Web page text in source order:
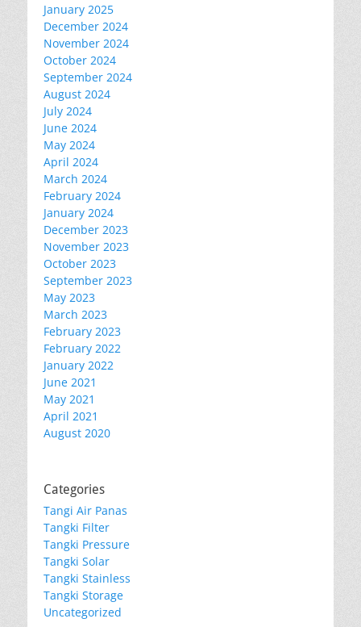
January 2025
December 2024
November 2024
October 2024
September 2024
August 2024
July 2024
June 2024
May 2024
April 2024
March 2024
February 2024
January 2024
December 2023
November 2023
October 2023
September 2023
May 2023
March 2023
February 2023
February 2022
January 2022
June 2021
May 2021
April 2021
August 2020
Categories
Tangi Air Panas
Tangki Filter
Tangki Pressure
Tangki Solar
Tangki Stainless
Tangki Storage
Uncategorized